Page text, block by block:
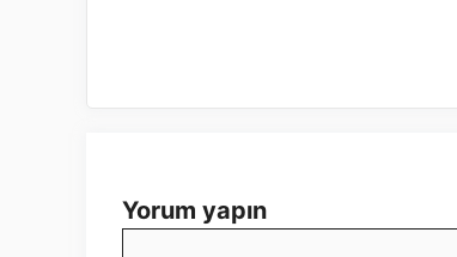
Yorum yapın